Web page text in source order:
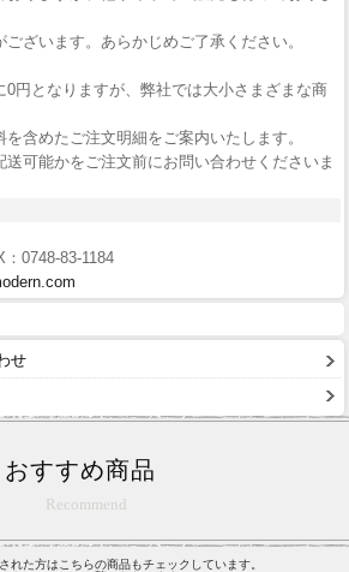
ざいます。あらかじめご了承ください。
0円となりますが、弊社では大小さまざまな商
含めたご注文明細をご案内いたします。
可能かをご注文前にお問い合わせくださいま
0748-83-1184
せ
おすすめ商品
Recommend
れた方はこちらの商品もチェックしています。